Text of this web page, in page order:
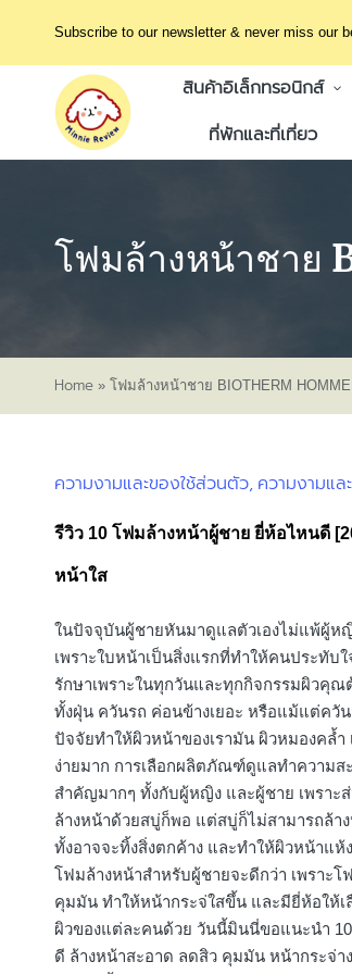
Subscribe to our newsletter & never miss our
สินค้าอิเล็กทรอนิกส์
ที่พักและที่เที่ยว
โฟมล้างหน้าชาย
Home » โฟมล้างหน้าชาย BIOTHERM
Posted
ความงามและของใช้ส่วนตัว ความงามแล
รีวิว 10 โฟมล้างหน้าผู้ชาย ยี่ห้อไหนดี
หน้าใส
ในปัจจุบันผู้ชายหันมาดูแลตัวเองไม่แพ้ผู้หญิ
เพราะใบหน้าเป็นสิ่งแรกที่ทำให้คนประทับ
รักษาเพราะในทุกวันและทุกกิจกรรมผิวคุณ
ทั้งฝุ่น ควันรถ ค่อนข้างเยอะ หรือแม้แต่ควั
ปัจจัยทำให้ผิวหน้าของเรามัน ผิวหมองคล้ำ
ง่ายมาก การเลือกผลิตภัณฑ์ดูแลทำความส
สำคัญมากๆ ทั้งกับผู้หญิง และผู้ชาย เพราะ
ล้างหน้าด้วยสบู่ก็พอ แต่สบู่ก็ไม่สามารถล้า
ทั้งอาจจะทิ้งสิ่งตกค้าง และทำให้ผิวหน้าแ
โฟมล้างหน้าสำหรับผู้ชายจะดีกว่า เพราะ
คุมมัน ทำให้หน้ากระจ่ใสขึ้น และมียี่ห้อให้
ผิวของแต่ละคนด้วย วันนี้มินนี่ขอแนะนำ
ดี ล้างหน้าสะอาด ลดสิว คุมมัน หน้ากระจ่